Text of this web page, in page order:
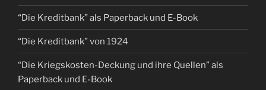
“Die Kreditbank” als Paperback und E-Book
“Die Kreditbank” von 1924
“Die Kriegskosten-Deckung und ihre Quellen” als
Paperback und E-Book